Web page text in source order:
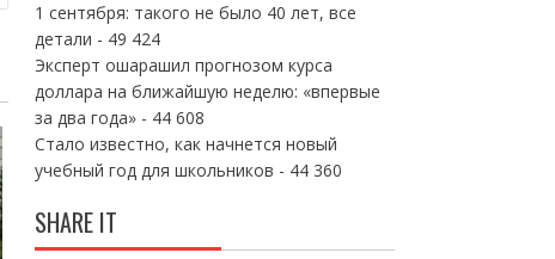
1 сентября: такого не было 40 лет, все
детали - 49 424
Эксперт ошарашил прогнозом курса
доллара на ближайшую неделю: «впервые
за два года»- 44 608
Стало известно, как начнется новый
учебный год для школьников - 44 360
SHARE IT